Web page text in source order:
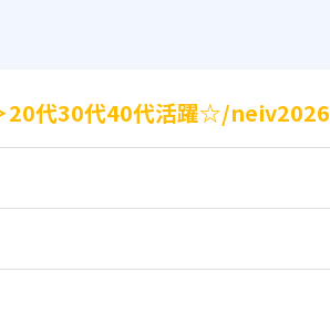
20代30代40代活躍☆/neiv2026